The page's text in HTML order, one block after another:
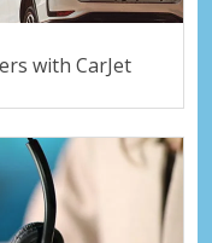
with CarJet